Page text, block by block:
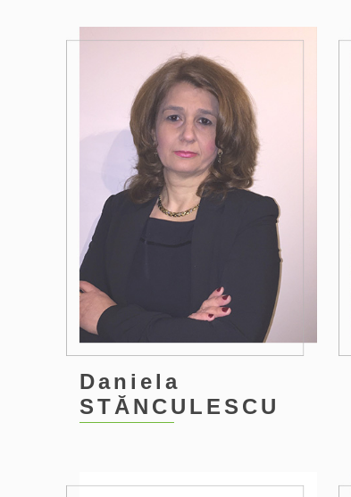
Daniela
STĂNCULESCU